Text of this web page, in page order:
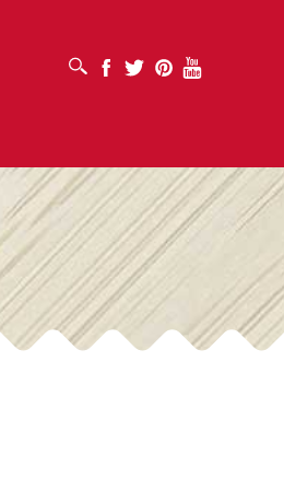
MỞ HỘP TÌM KIẾM Facebook
Twitter PinterestYoutube